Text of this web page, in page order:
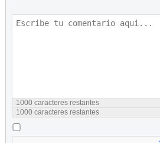
1000 caracteres restantes
1000 caracteres restantes